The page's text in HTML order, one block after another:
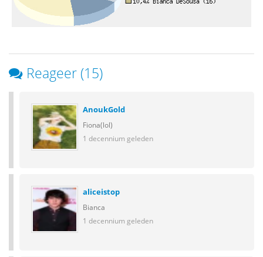
Reageer (15)
AnoukGold
Fiona(lol)
1 decennium geleden
aliceistop
Bianca
1 decennium geleden